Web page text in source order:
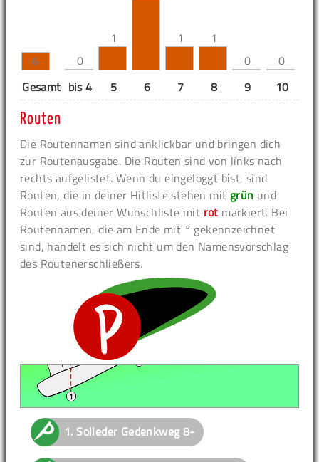
6 0
1 1
1
0
0
Gesamt bis 4 5 6 7 8 9 10
Routen
Die Routennamen sind anklickbar und bringen dich
zur Routenausgabe. Die Routen sind von links nach
rechts aufgelistet. Wenn du eingeloggt bist, sind
Routen, die in deiner Hitliste stehen mit grün und
Routen aus deiner Wunschliste mit rot markiert. Bei
Routennamen, die am Ende mit ° gekennzeichnet
sind, handelt es sich nicht um den Namensvorschlag
des Routenerschließers.
1. Solleder Gedenkweg8-